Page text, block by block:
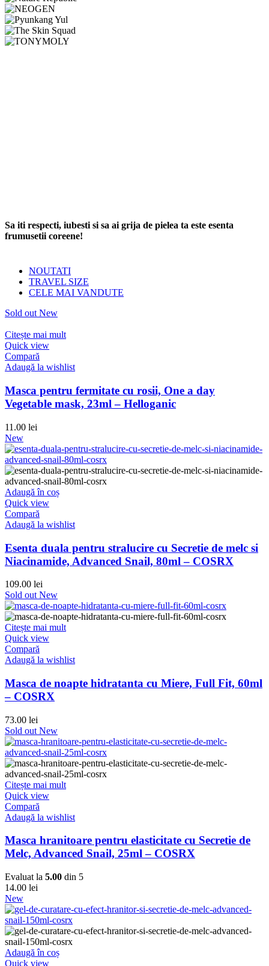
Sa iti respecti, iubesti si sa ai grija de pielea ta este esenta
frumusetii coreene!
NOUTATI
TRAVEL SIZE
CELE MAI VANDUTE
Sold out New
Citește mai mult
Quick view
Compară
Adaugă la wishlist
Masca pentru fermitate cu rosii, One a day
Vegetable mask, 23ml – Helloganic
11.00 lei
New
Adaugă în coș
Quick view
Compară
Adaugă la wishlist
Esenta duala pentru stralucire cu Secretie de melc si
Niacinamide, Advanced Snail, 80ml – COSRX
109.00 lei
Sold out New
Citește mai mult
Quick view
Compară
Adaugă la wishlist
Masca de noapte hidratanta cu Miere, Full Fit, 60ml
– COSRX
73.00 lei
Sold out New
Citește mai mult
Quick view
Compară
Adaugă la wishlist
Masca hranitoare pentru elasticitate cu Secretie de
Melc, Advanced Snail, 25ml – COSRX
Evaluat la 5.00 din 5
14.00 lei
New
Adaugă în coș
Quick view